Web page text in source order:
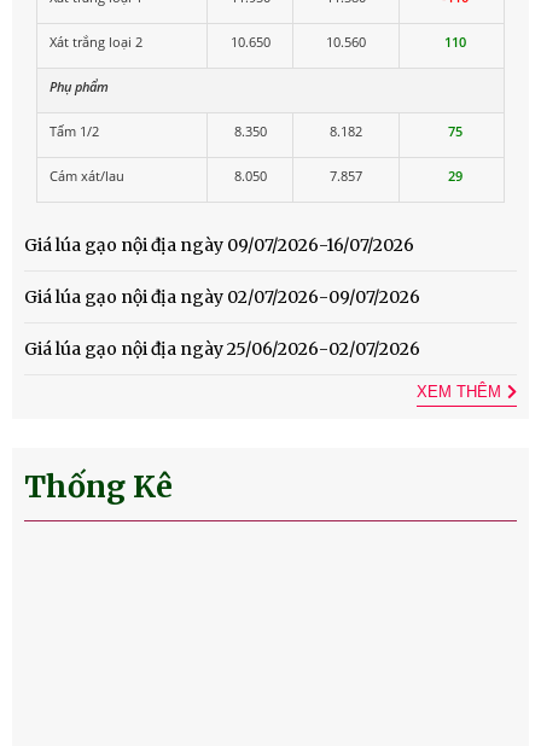
Xát trắng loại 2 10.650 10.560 110
Phụ phẩm
Tấm 1/2 8.350 8.182 75
Cám xát/lau 8.050 7.857 29
Giá lúa gạo nội địa ngày 09/07/2026-16/07/2026
Giá lúa gạo nội địa ngày 02/07/2026-09/07/2026
Giá lúa gạo nội địa ngày 25/06/2026-02/07/2026
XEM THÊM
Thống Kê